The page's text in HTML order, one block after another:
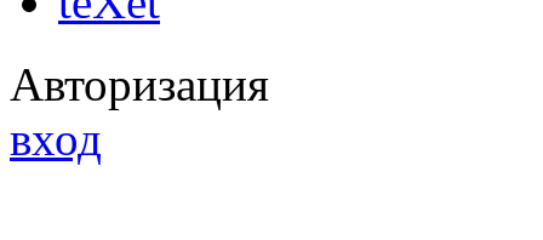
Авторизация
вход